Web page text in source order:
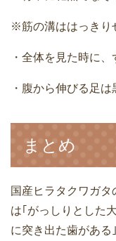
※筋の溝ははっきり
・全体を見た時に
・腹から伸びる足
まとめ
国産ヒラタクワガ
は｢がっしりとした
に突き出た歯がある